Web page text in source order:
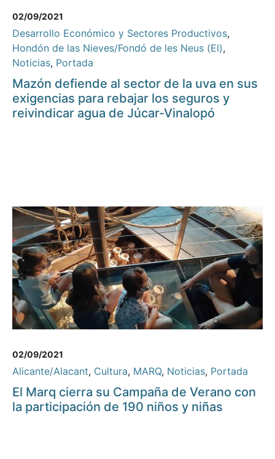
02/09/2021
Desarrollo Económico y Sectores Productivos,
Hondón de las Nieves/Fondó de les Neus (El),
Noticias, Portada
Mazón defiende al sector de la uva en sus
exigencias para rebajar los seguros y
reivindicar agua de Júcar-Vinalopó
02/09/2021
Alicante/Alacant, Cultura, MARQ, Noticias, Portada
El Marq cierra su Campaña de Verano con
la participación de 190 niños y niñas